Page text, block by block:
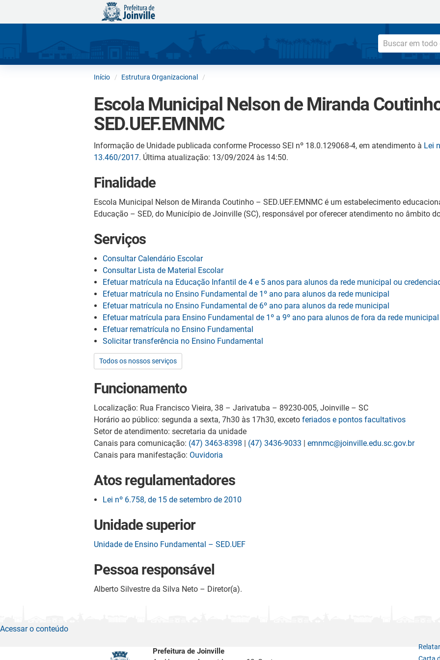
Início Estrutura Organizacional
Escola Municipal Nelson de Miranda
SED.UEF.EMNMC
Informação de Unidade publicada conforme Processo SEI nº 18.0.129068-4, em atendimento à Lei
13.460/2017. Última atualização: 13/09/2024 às 14:50.
Finalidade
Escola Municipal Nelson de Miranda Coutinho – SED.UEF.EMNMC é um estabelecimento
Educação – SED, do Município de Joinville (SC), responsável por oferecer atendimento no âmbito
Serviços
Consultar Calendário Escolar
Consultar Lista de Material Escolar
Efetuar matrícula na Educação Infantil de 4 e 5 anos para alunos da rede municipal ou
Efetuar matrícula no Ensino Fundamental de 1º ano para alunos da rede municipal
Efetuar matrícula no Ensino Fundamental de 6º ano para alunos da rede municipal
Efetuar matrícula para Ensino Fundamental de 1º a 9º ano para alunos de fora da rede municipal
Efetuar rematrícula no Ensino Fundamental
Solicitar transferência no Ensino Fundamental
Todos os nossos serviços
Funcionamento
Localização: Rua Francisco Vieira, 38 – Jarivatuba – 89230-005, Joinville – SC
Horário ao público: segunda a sexta, 7h30 às 17h30, exceto feriados e pontos facultativos
Setor de atendimento: secretaria da unidade
Canais para comunicação: (47) 3463-8398 | (47) 3436-9033 | emnmc@joinville.edu.sc.gov.br
Canais para manifestação: Ouvidoria
Atos regulamentadores
Lei nº 6.758, de 15 de setembro de 2010
Unidade superior
Unidade de Ensino Fundamental – SED.UEF
Pessoa responsável
Alberto Silvestre da Silva Neto – Diretor(a).
Prefeitura de Joinville
Carta
Acessar o conteúdo